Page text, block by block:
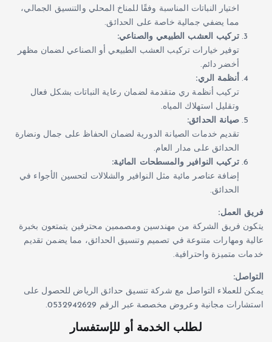
اختيار النباتات المناسبة وفقًا للمناخ المحلي والتنسيق الجمالي،
مما يضفي جمالية خاصة على الحدائق.
تركيب العشب الطبيعي والصناعي:
توفير خيارات تركيب العشب الطبيعي أو الصناعي لضمان مظهر
أخضر دائم.
أنظمة الري:
تركيب أنظمة ري متقدمة لضمان رعاية النباتات بشكل فعال
وتقليل استهلاك المياه.
صيانة الحدائق:
تقديم خدمات الصيانة الدورية لضمان الحفاظ على جمال ونضارة
الحدائق على مدار العام.
تركيب النوافير والمسطحات المائية:
إضافة عناصر مائية مثل النوافير والشلالات لتحسين الأجواء في
الحدائق.
فريق العمل:
يتكون فريق الشركة من مهندسين ومصممين محترفين يتمتعون بخبرة
عالية ومهارات متنوعة في تصميم وتنسيق الحدائق، مما يضمن تقديم
خدمات متميزة واحترافية.
التواصل:
يمكن للعملاء التواصل مع شركة تنسيق حدائق الرياض للحصول على
استشارات مجانية وعروض مخصصة عبر الرقم 0532942629.
لطلب الخدمة أو للإستفسار